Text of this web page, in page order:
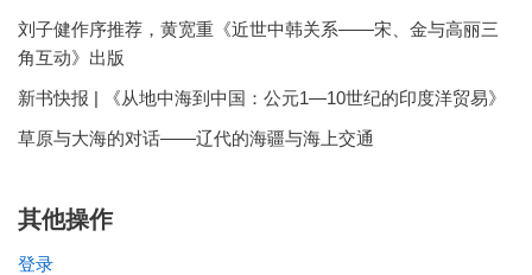
刘子健作序推荐，黄宽重《近世中韩关系——宋、金与高丽三
角互动》出版
新书快报 | 《从地中海到中国：公元1—10世纪的印度洋贸易》
草原与大海的对话——辽代的海疆与海上交通
其他操作
登录